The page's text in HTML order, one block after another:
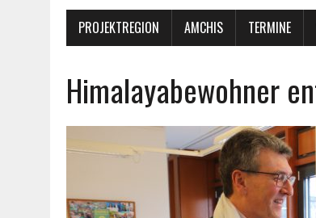
PROJEKTREGION AMCHIS TERMINE
Himalayabewohner